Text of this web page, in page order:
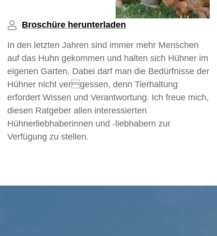
Broschüre herunterladen
In den letzten Jahren sind immer mehr Menschen
auf das Huhn gekommen und halten sich Hühner im
eigenen Garten. Dabei darf man die Bedürfnisse der
Hühner nicht vergessen, denn Tierhaltung
erfordert Wissen und Verantwortung. Ich freue mich,
diesen Ratgeber allen interessierten
Hühnerliebhaberinnen und -liebhabern zur
Verfügung zu stellen.